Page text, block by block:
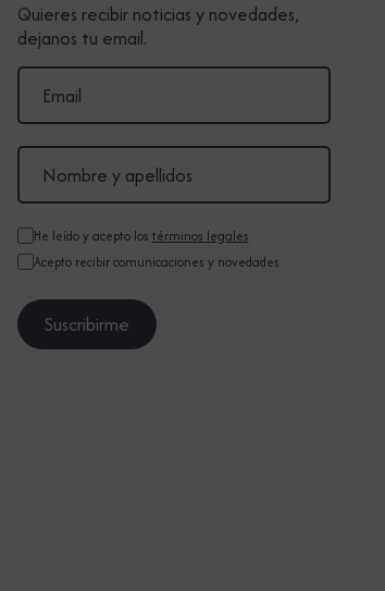
Quieres recibir noticias y novedades,
dejanos tu email.
He leído y acepto los términos legales
Acepto recibir comunicaciones y novedades